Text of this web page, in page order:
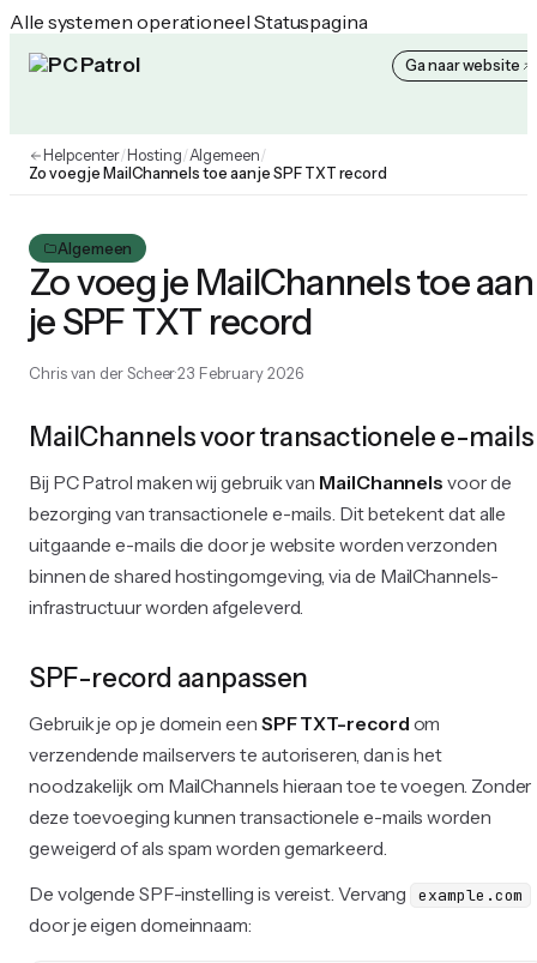
Alle systemen operationeel Statuspagina
PC Patrol Helpcenter Ga naar website
Helpcenter/ Hosting/Algemeen/
Zo voeg je MailChannels toe aan je SPF TXT record
Algemeen
Zo voeg je MailChannels toe aan
je SPF TXT record
Chris van der Scheer23 February 2026
MailChannels voor transactionele e-mails
Bij PC Patrol maken wij gebruik van MailChannels voor de
bezorging van transactionele e-mails. Dit betekent dat alle
uitgaande e-mails die door je website worden verzonden
binnen de shared hostingomgeving, via de MailChannels-
infrastructuur worden afgeleverd.
SPF-record aanpassen
Gebruik je op je domein een SPF TXT-record om
verzendende mailservers te autoriseren, dan is het
noodzakelijk om MailChannels hieraan toe te voegen. Zonder
deze toevoeging kunnen transactionele e-mails worden
geweigerd of als spam worden gemarkeerd.
De volgende SPF-instelling is vereist. Vervang
example.com
door je eigen domeinnaam: